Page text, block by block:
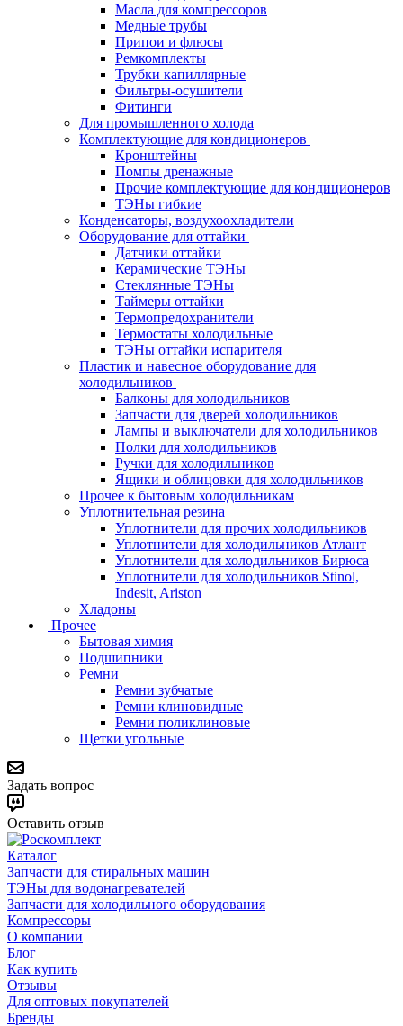
Масла для компрессоров
Медные трубы
Припои и флюсы
Ремкомплекты
Трубки капиллярные
Фильтры-осушители
Фитинги
Для промышленного холода
Комплектующие для кондиционеров
Кронштейны
Помпы дренажные
Прочие комплектующие для кондиционеров
ТЭНы гибкие
Конденсаторы, воздухоохладители
Оборудование для оттайки
Датчики оттайки
Керамические ТЭНы
Стеклянные ТЭНы
Таймеры оттайки
Термопредохранители
Термостаты холодильные
ТЭНы оттайки испарителя
Пластик и навесное оборудование для
холодильников
Балконы для холодильников
Запчасти для дверей холодильников
Лампы и выключатели для холодильников
Полки для холодильников
Ручки для холодильников
Ящики и облицовки для холодильников
Прочее к бытовым холодильникам
Уплотнительная резина
Уплотнители для прочих холодильников
Уплотнители для холодильников Атлант
Уплотнители для холодильников Бирюса
Уплотнители для холодильников Stinol,
Indesit, Ariston
Хладоны
Прочее
Бытовая химия
Подшипники
Ремни
Ремни зубчатые
Ремни клиновидные
Ремни поликлиновые
Щетки угольные
Задать вопрос
Оставить отзыв
Каталог
Запчасти для стиральных машин
ТЭНы для водонагревателей
Запчасти для холодильного оборудования
Компрессоры
О компании
Блог
Как купить
Отзывы
Для оптовых покупателей
Бренды